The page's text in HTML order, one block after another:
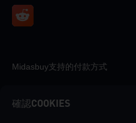
Midasbuy支持的付款方式
確認COOKIES